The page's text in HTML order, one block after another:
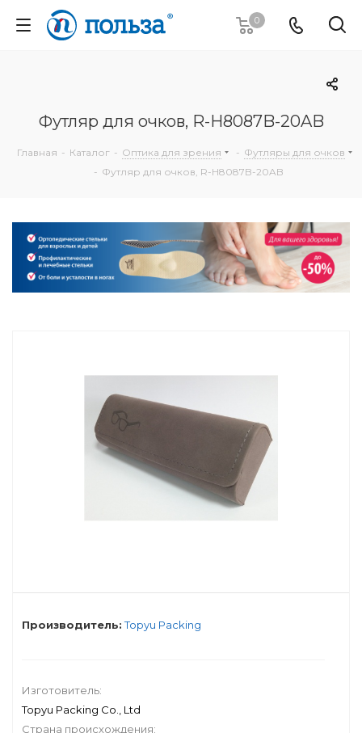
0
Футляр для очков, R-H8087B-20AB
Главная - Каталог - Оптика для зрения - Футляры для очков
- Футляр для очков, R-H8087B-20AB
Производитель: Topyu Packing
Изготовитель:
Topyu Packing Co., Ltd
Страна происхождения: